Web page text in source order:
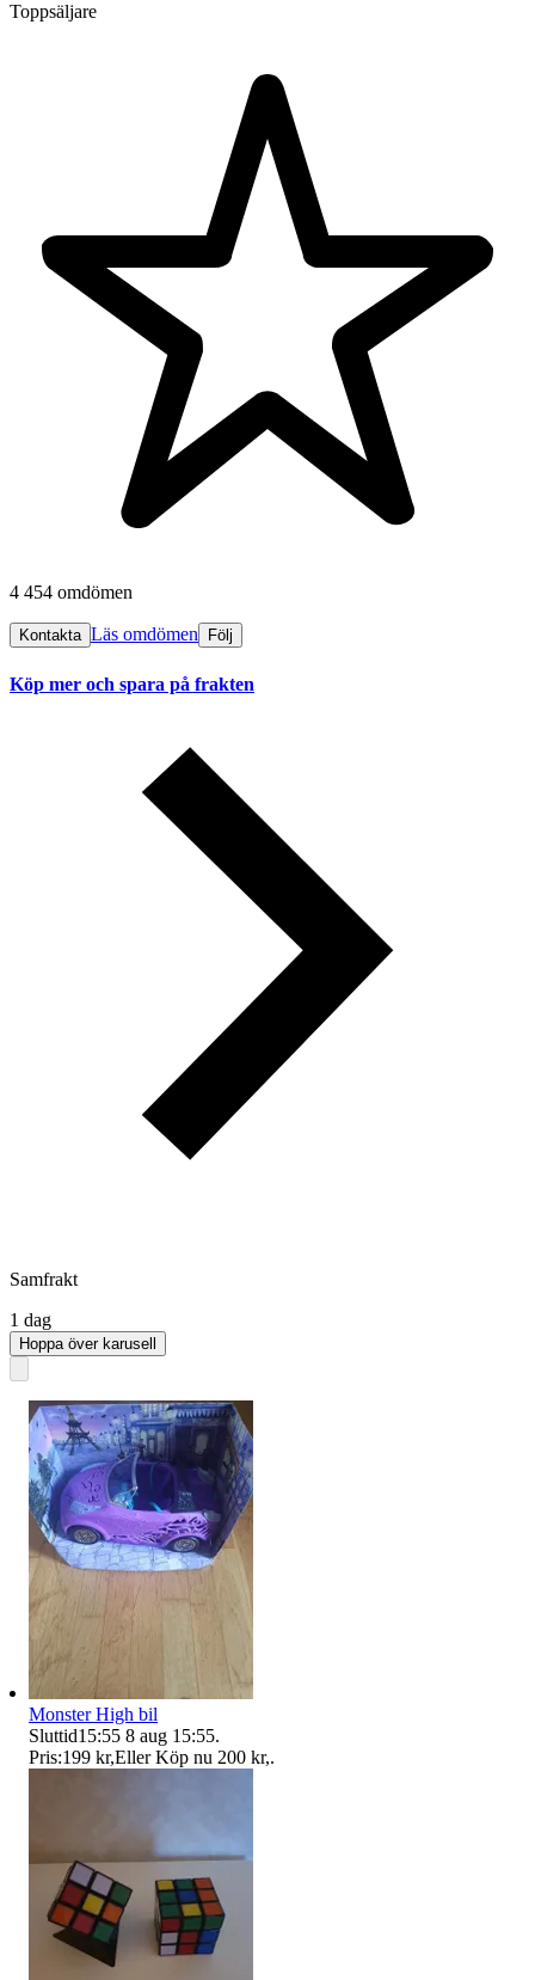
Toppsäljare
4 454 omdömen
Kontakta Läs omdömen Följ
Köp mer och spara på frakten
Samfrakt
1 dag
Hoppa över karusell
Monster High bil
Sluttid15:55 8 aug 15:55.
Pris:199 kr,Eller Köp nu 200 kr,.